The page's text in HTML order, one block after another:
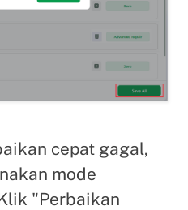
cepat gagal,
mode
"Perbaikan